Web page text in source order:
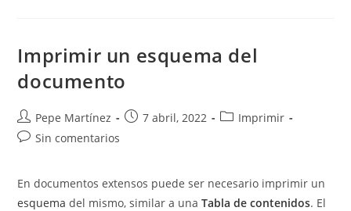
Imprimir un esquema del
documento
Autor
de
Pepe Martínez
Publicación
7 abril, 2022
Categoría
Imprimir
Comentarios
entrada:
Sin comentarios
En documentos extensos puede ser necesario imprimir un
esquema del mismo, similar a unaTabla de contenidos. El